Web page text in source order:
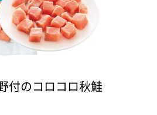
付のコロコロ秋鮭